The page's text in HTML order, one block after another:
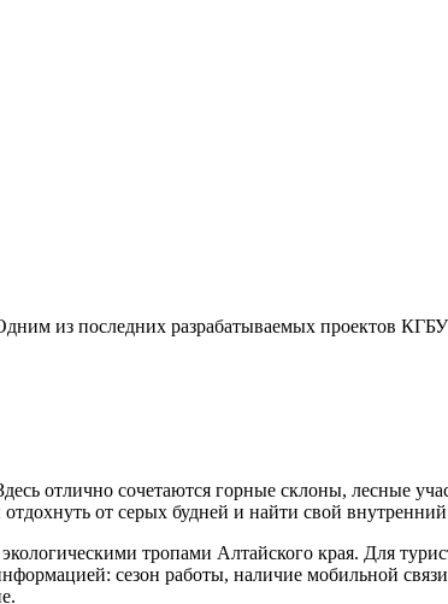
из последних разрабатываемых проектов
отлично сочетаются горные склоны, лесные
от серых будней и найти свой
тропами Алтайского края. Для
сезон работы, наличие мобильной